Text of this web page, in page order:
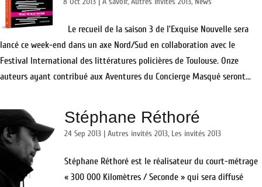
Le recueil de la saison 3 de l’Exquise Nouvelle sera
lancé ce week-end dans un axe Nord/Sud en collaboration avec le
Festival International des littératures policières de Toulouse. Onze
auteurs ayant contribué aux Aventures du Concierge Masqué seront...
Stéphane Réthoré
24 Sep 2013 |Autres invités 2013, Les invités 2013
Stéphane Réthoré est le réalisateur du court-métrage
« 300 000 Kilomètres / Seconde » qui sera diffusé